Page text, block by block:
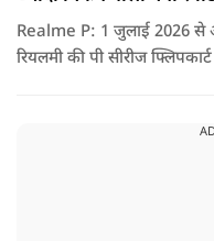
Realme P: 1 जुलाई 2026 से
रियलमी की पी सीरीज